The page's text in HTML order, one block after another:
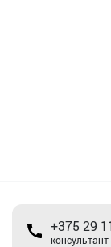
+375 29